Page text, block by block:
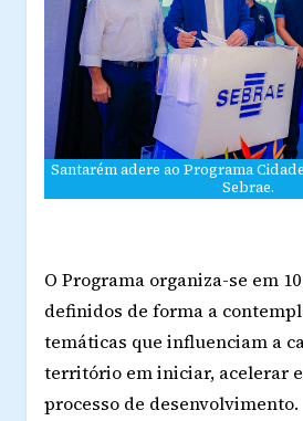
Santarém adere ao Programa
Sebrae.
O Programa organiza-se em
definidos de forma a
temáticas que influenciam a
território em iniciar, acelerar
processo de desenvolvimento.